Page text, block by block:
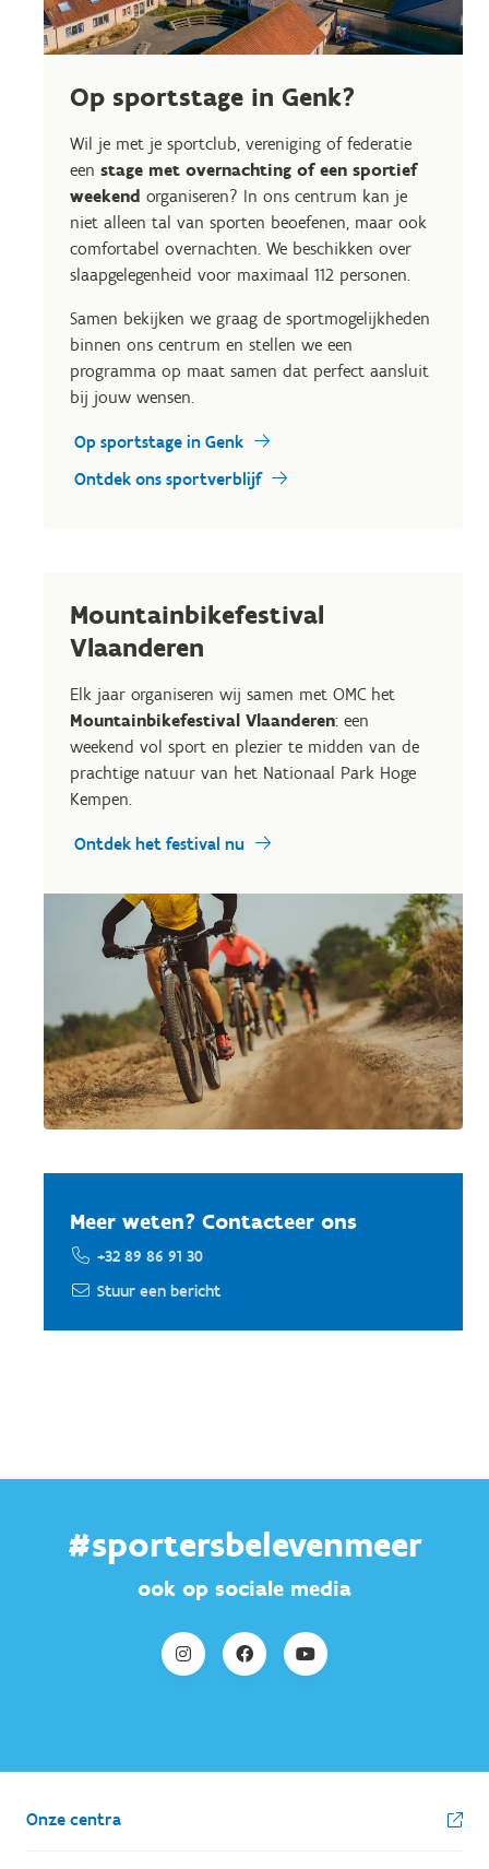
Op sportstage in Genk?
Wil je met je sportclub, vereniging of federatie
een stage met overnachting of een sportief
weekend organiseren? In ons centrum kan je
niet alleen tal van sporten beoefenen, maar ook
comfortabel overnachten. We beschikken over
slaapgelegenheid voor maximaal 112 personen.
Samen bekijken we graag de sportmogelijkheden
binnen ons centrum en stellen we een
programma op maat samen dat perfect aansluit
bij jouw wensen.
Op sportstage in Genk
Ontdek ons sportverblijf
Mountainbikefestival
Vlaanderen
Elk jaar organiseren wij samen met OMC het
Mountainbikefestival Vlaanderen: een
weekend vol sport en plezier te midden van de
prachtige natuur van het Nationaal Park Hoge
Kempen.
Ontdek het festival nu
Meer weten? Contacteer ons
+32 89 86 91 30
Stuur een bericht
#sportersbelevenmeer
ook op sociale media
Onze centra